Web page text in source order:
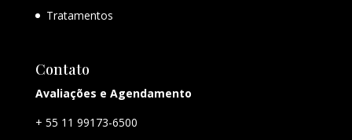
Tratamentos
Contato
Avaliações e Agendamento
+ 55 11 99173-6500